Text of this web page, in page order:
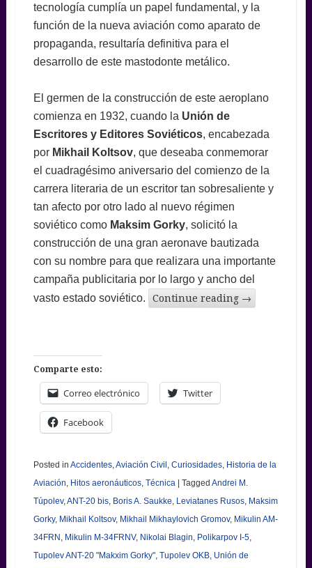
tecnología cumplía un papel fundamental, y la
función de la nueva aviación como aparato de
propaganda, resultaría definitiva para el
desarrollo de este mastodonte metálico.
El germen de la construcción de este aeroplano
comienza en 1932, cuando la Unión de
Escritores y Editores Soviéticos, encabezada
por Mikhail Koltsov, que deseaba conmemorar
el cuadragésimo aniversario del comienzo de la
carrera literaria de un escritor tan sobresaliente y
tan afecto por otro lado al nuevo régimen
soviético como Maksim Gorky, solicitó la
construcción de una gran aeronave bautizada
con su nombre para que realizara una importante
campaña publicitaria por lo largo y ancho del
vasto estado soviético.
Continue reading →
Comparte esto:
Correo electrónico Twitter
Facebook
Posted in Accidentes, Aviación Civil Curiosidades, Historia de la
Aviación Hitos aeronáuticos, Técnica | Tagged Andrei M.
Túpolev, ANT-20 bis, Boris A. Saukke Leviatanes Rusos, Maksim
Gorky, Mikhail Koltsov, Mikhail Mikhaylovich Gromov, Mikulin AM-
34FRN Mikulin M-34FRNV, Nikolai Blagin Polikarpov I-5,
Tupolev ANT-20 "Makxim Gorky", Tupolev OKB, Unión de